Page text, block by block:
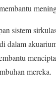
sistem
dalam
mereka.